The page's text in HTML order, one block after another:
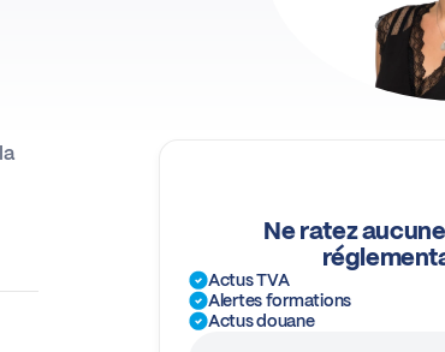
Ne ratez
Actus TVA
Alertes formations
Actus douane